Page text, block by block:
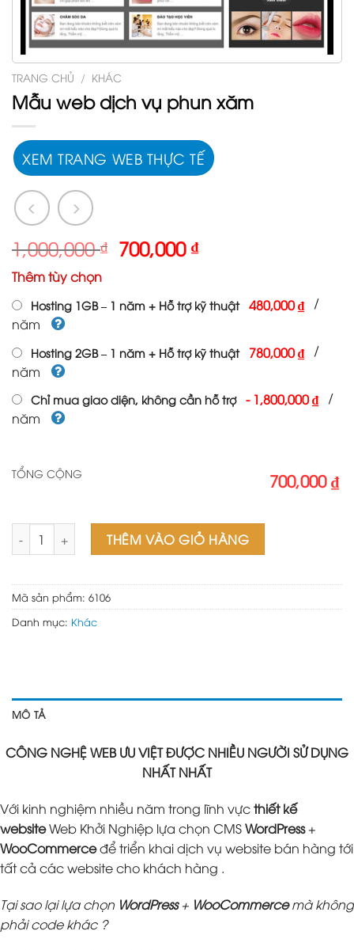
TRANG CHỦ / KHÁC
Mẫu web dịch vụ phun xăm
XEM TRANG WEB THỰC TẾ
1,000,000₫ Giá
gốc
1,000,000 ₫.
700,000₫Giá
là:
Thêm tùy chọn
Hosting 1GB – 1 năm + Hỗ trợ kỹ thuật 480,000 ₫ /
năm
Hosting 2GB – 1 năm + Hỗ trợ kỹ thuật 780,000 ₫ /
năm
Chỉ mua giao diện, không cần hỗ trợ -1,800,000 ₫ /
năm
TỔNG CỘNG 700,000 ₫
Mẫu web dịch vụ phun xăm số lượng
THÊM VÀO GIỎ HÀNG
Mã sản phẩm: 6106
Danh mục: Khác
MÔ TẢ
CÔNG NGHỆ WEB ƯU VIỆT ĐƯỢC NHIỀU NGƯỜI SỬ DỤNG
NHẤT NHẤT
Với kinh nghiệm nhiều năm trong lĩnh vựcthiết kế
websiteWeb Khởi Nghiệp lựa chọn CMSWordPress+
WooCommerceđể triển khai dịch vụ website bán hàng tới
tất cả các website cho khách hàng .
Tại sao lại lựa chọn WordPress+ WooCommercemà không
phải code khác ?